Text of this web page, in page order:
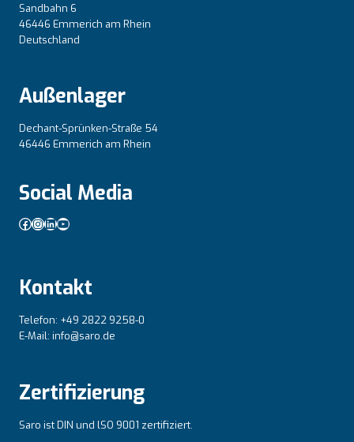
Sandbahn 6
46446 Emmerich am Rhein
Deutschland
Außenlager
Dechant-Sprünken-Straße 54
46446 Emmerich am Rhein
Social Media
Facebook
Instagram
LinkedIn
YouTube
Kontakt
Telefon: +49 2822 9258-0
E-Mail: info@saro.de
Zertifizierung
Saro ist DIN und lSO 9001 zertifiziert.